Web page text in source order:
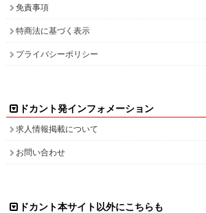
免責事項
特商法に基づく表示
プライバシーポリシー
ドカント発インフォメーション
求人情報掲載について
お問い合わせ
ドカント本サイト以外にこちらも